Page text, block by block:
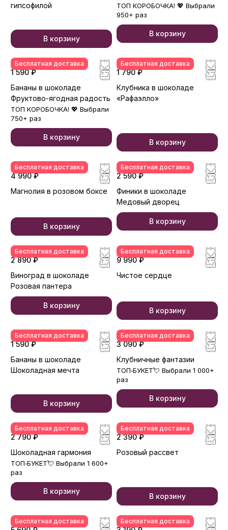
гипсофилой
В корзину
ТОП КОРОБОЧКА! 💖 Выбрали
950+ раз
В корзину
Бесплатная доставка
1 590 ₽
Бананы в шоколаде
Фруктово-ягодная радость
ТОП КОРОБОЧКА! 💖 Выбрали
750+ раз
В корзину
Бесплатная доставка
1 790 ₽
Клубника в шоколаде
«Рафаэлло»
В корзину
Бесплатная доставка
4 990 ₽
Магнолия в розовом боксе
В корзину
Бесплатная доставка
2 590 ₽
Финики в шоколаде
Медовый дворец
В корзину
Бесплатная доставка
2 890 ₽
Виноград в шоколаде
Розовая пантера
В корзину
Бесплатная доставка
9 990 ₽
Чистое сердце
В корзину
Бесплатная доставка
1 590 ₽
Бананы в шоколаде
Шоколадная мечта
В корзину
Бесплатная доставка
3 090 ₽
Клубничные фантазии
ТОП‑БУКЕТ💘 Выбрали 1 000+
раз
В корзину
Бесплатная доставка
2 790 ₽
Шоколадная гармония
ТОП‑БУКЕТ💘 Выбрали 1 600+
раз
В корзину
Бесплатная доставка
2 390 ₽
Розовый рассвет
В корзину
Бесплатная доставка Бесплатная доставка